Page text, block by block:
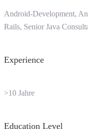
Android-Development,
Rails, Senior Java
Experience
>10 Jahre
Education Level